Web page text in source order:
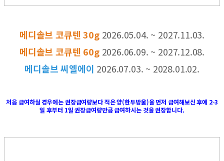
메디솔브 코큐텐 30g2026.05.04. ~ 2027.11.03.
메디솔브 코큐텐 60g2026.06.09. ~ 2027.12.08.
메디솔브 씨엘에이 2026.07.03. ~ 2028.01.02.
처음 급여하실 경우에는 권장급여량보다 적은 양(한두방울)을 먼저 급여해보신 후에 2-3
일 후부터 1일 권장급여량만큼 급여하시는 것을 권장합니다.